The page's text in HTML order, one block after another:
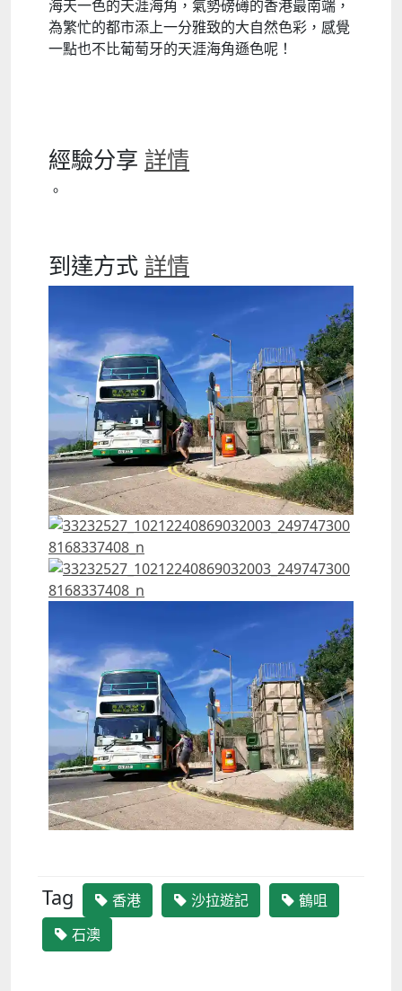
海天一色的天涯海角，氣勢磅礡的香港最南端，
為繁忙的都市添上一分雅致的大自然色彩，感覺
一點也不比葡萄牙的天涯海角遜色呢！
經驗分享 詳情
。
到達方式 詳情
Tag 香港 沙拉遊記
鶴咀
石澳